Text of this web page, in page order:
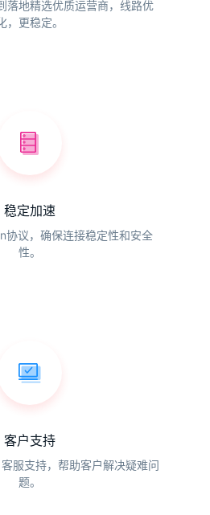
落地精选优质运营商，线路优
，更稳定。
稳定加速
协议，确保连接稳定性和安全
性。
客户支持
服支持，帮助客户解决疑难问
题。